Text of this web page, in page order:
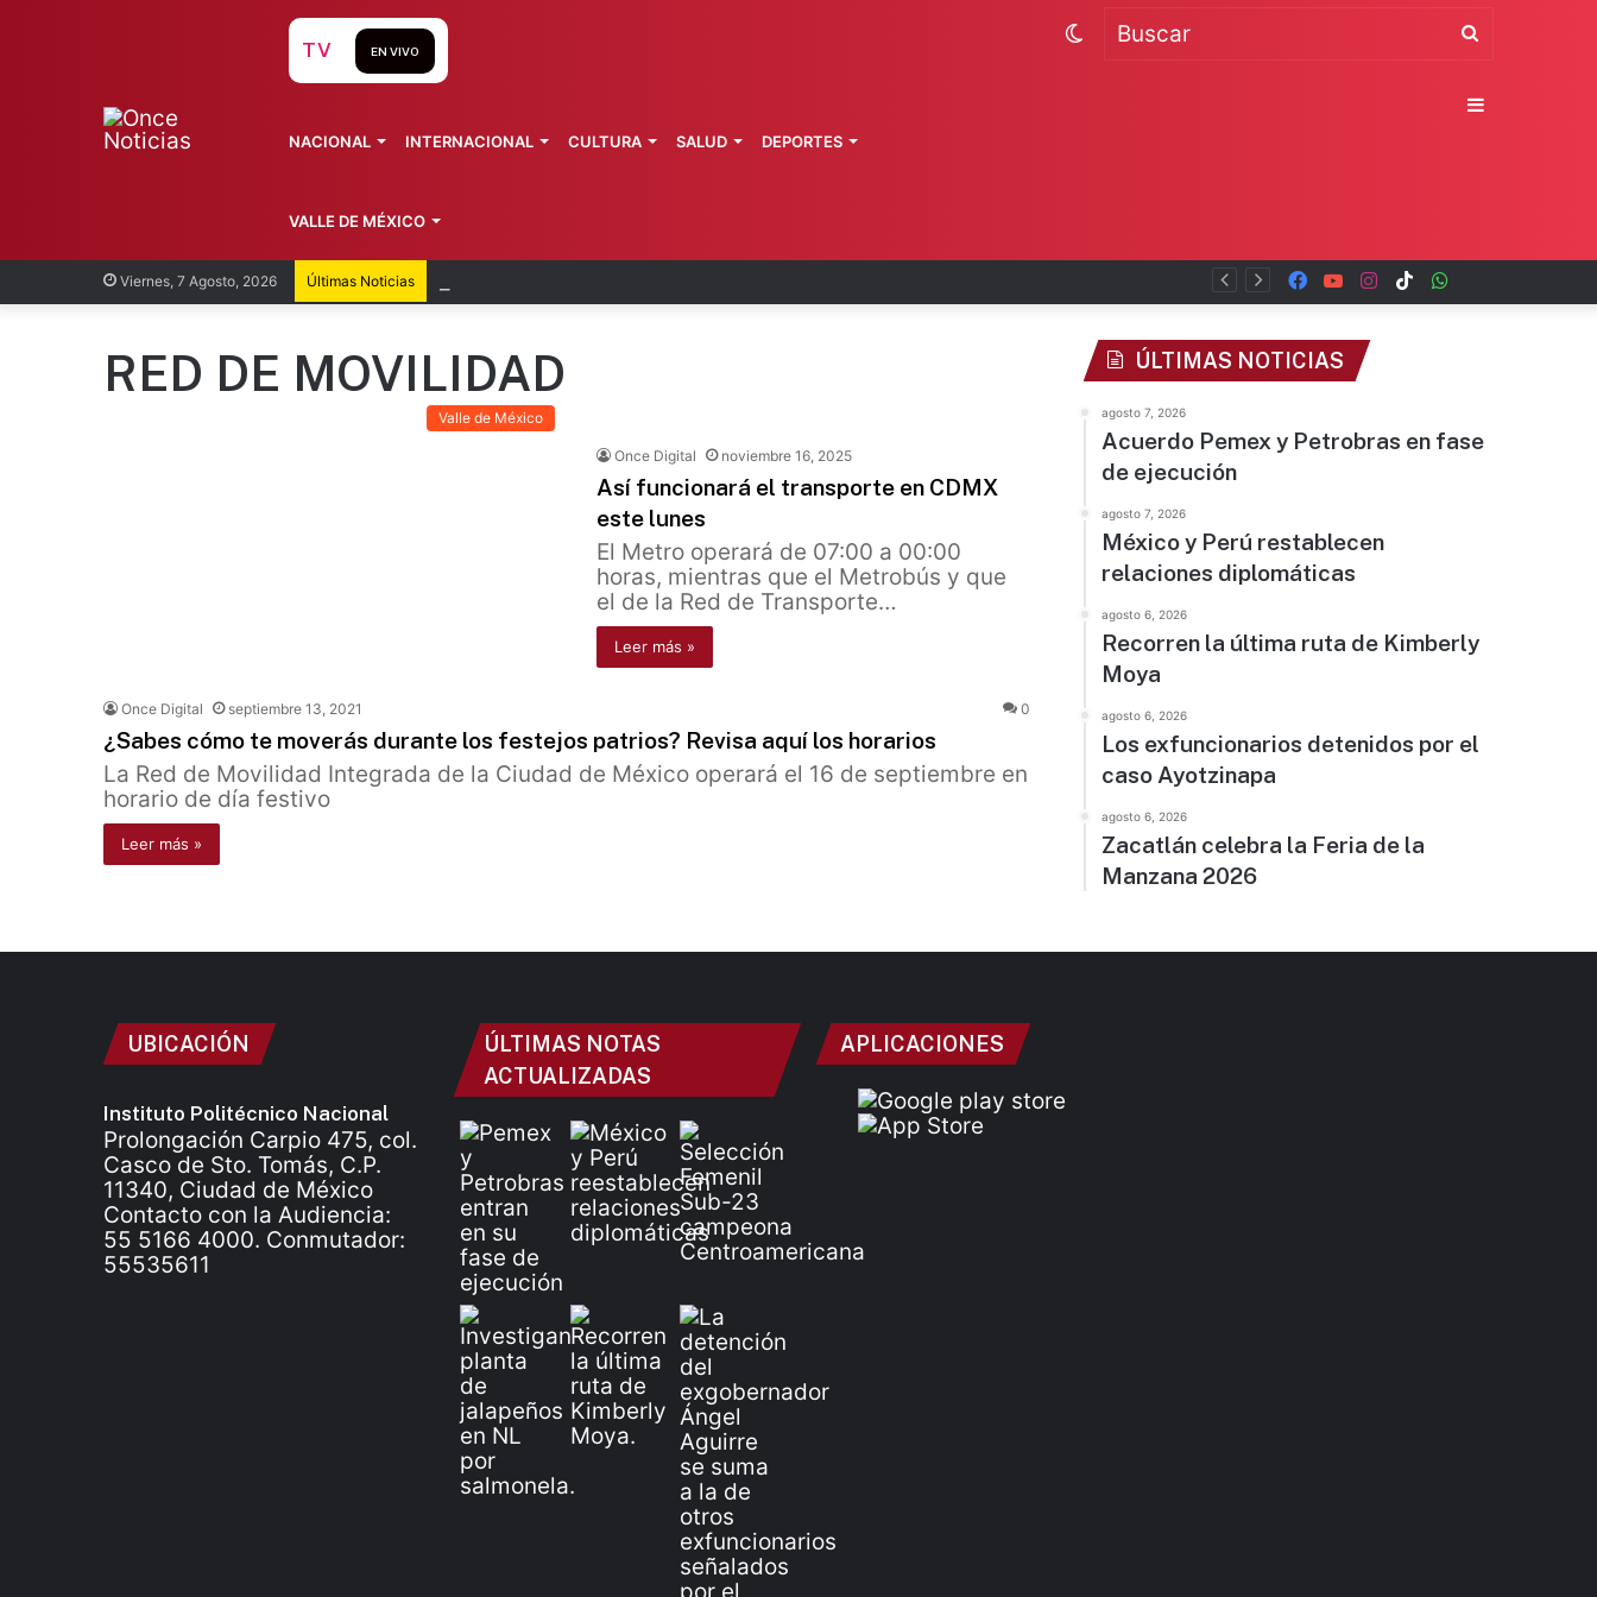
Viernes, 7 Agosto, 2026 Últimas Noticias TikTok
Instagram
YouTube
Facebook
TV EN VIVO
NACIONAL INTERNACIONAL CULTURA SALUD DEPORTES
VALLE DE MÉXICO
Switch
RED DE MOVILIDAD
Valle de México
Once Digital noviembre 16, 2025
Así funcionará el transporte en CDMX
este lunes
El Metro operará de 07:00 a 00:00
horas, mientras que el Metrobús y que
el de la Red de Transporte…
Leer más »
Once Digital septiembre 13, 2021 0
¿Sabes cómo te moverás durante los festejos patrios? Revisa aquí los horarios
La Red de Movilidad Integrada de la Ciudad de México operará el 16 de septiembre en
horario de día festivo
Leer más »
ÚLTIMAS NOTICIAS
agosto 7, 2026
Acuerdo Pemex y Petrobras en fase
de ejecución
agosto 7, 2026
México y Perú restablecen
relaciones diplomáticas
agosto 6, 2026
Recorren la última ruta de Kimberly
Moya
agosto 6, 2026
Los exfuncionarios detenidos por el
caso Ayotzinapa
agosto 6, 2026
Zacatlán celebra la Feria de la
Manzana 2026
UBICACIÓN
Instituto Politécnico Nacional
Prolongación Carpio 475, col.
Casco de Sto. Tomás, C.P.
11340, Ciudad de México
Contacto con la Audiencia:
55 5166 4000. Conmutador:
55535611
ÚLTIMAS NOTAS
ACTUALIZADAS
APLICACIONES